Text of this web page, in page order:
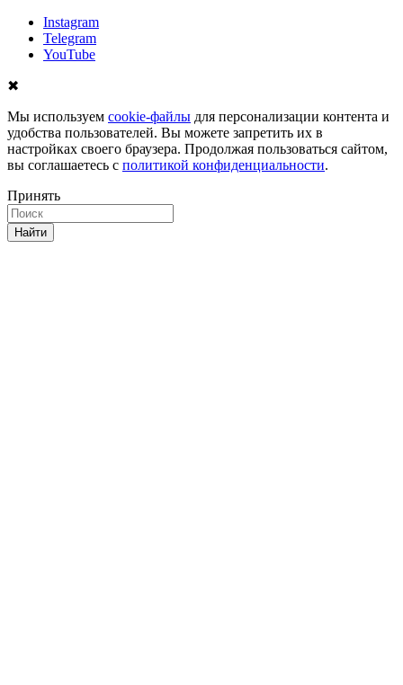
Instagram
Telegram
YouTube
✖
Мы используем cookie-файлы для персонализации контента и
удобства пользователей. Вы можете запретить их в
настройках своего браузера. Продолжая пользоваться сайтом,
вы соглашаетесь с политикой конфиденциальности.
Принять
Найти